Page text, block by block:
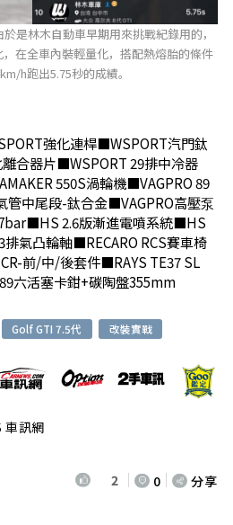
是林木自動車早期用來挑戰紀錄用的，
在全車內裝輕量化，搭配熱熔胎的條件
h跑出5.75秒的成績。
強化連桿■WSPORT汽門鈦
合器片■WSPORT 29排中冷器
550S渦輪機■VAGPRO 89
管中尾段-鈦合金■VAGPRO高壓泵
2.6版漸進電噴系統■HS
氣凸輪軸■RECARO RCS賽車椅
前/中/後套件■RAYS TE37 SL
六活塞卡鉗+碳陶盤355mm
Golf GTI 7.5代 改裝實戰
車訊網
2 0 分享